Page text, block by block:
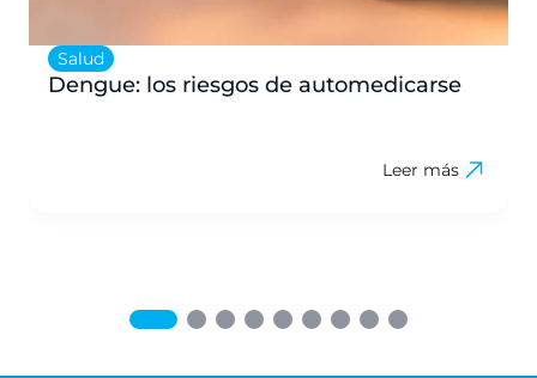
Salud
Dengue: los riesgos de automedicarse
Leer más